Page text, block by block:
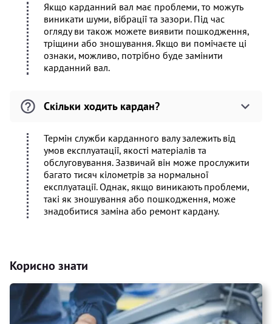
Якщо карданний вал має проблеми, то можуть
виникати шуми, вібрації та зазори. Під час
огляду ви також можете виявити пошкодження,
тріщини або зношування. Якщо ви помічаєте ці
ознаки, можливо, потрібно буде замінити
карданний вал.
Скільки ходить кардан?
Термін служби карданного валу залежить від
умов експлуатації, якості матеріалів та
обслуговування. Зазвичай він може прослужити
багато тисяч кілометрів за нормальної
експлуатації. Однак, якщо виникають проблеми,
такі як зношування або пошкодження, може
знадобитися заміна або ремонт кардану.
Корисно знати